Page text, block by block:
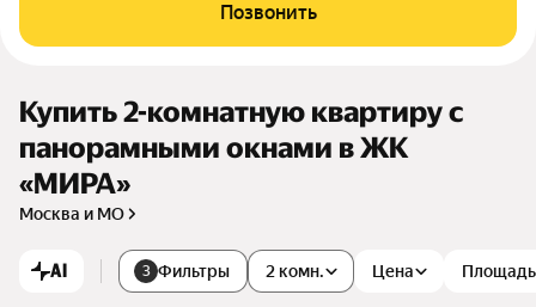
Позвонить
Купить 2-комнатную квартиру с
панорамными окнами в ЖК
«МИРА»
Москва и МО
AI 3 Фильтры 2 комн. Цена Площадь